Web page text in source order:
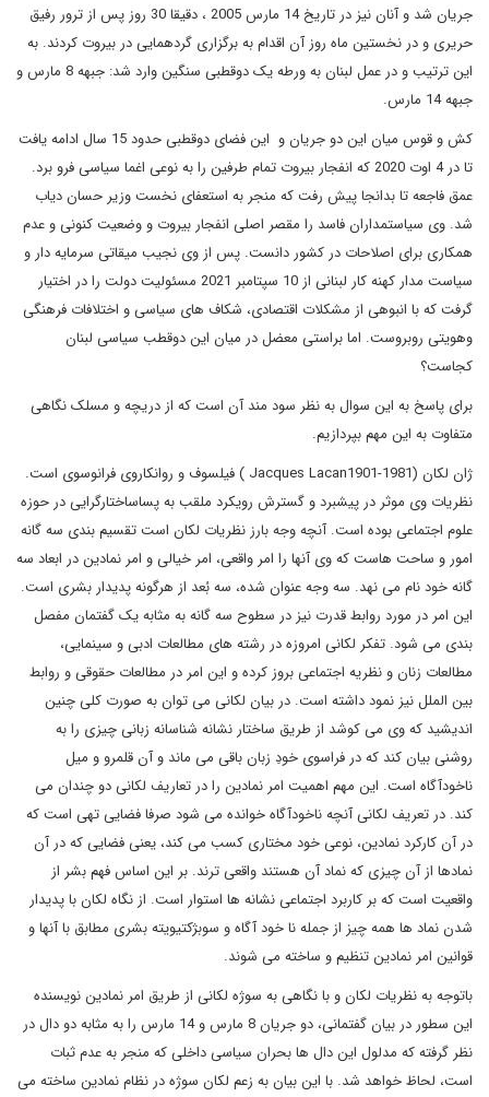
جریان شد و آنان نیز در تاریخ 14 مارس 2005 ، دقیقا 30 روز پس از ترور رفیق
حریری و در نخستین ماه روز آن اقدام به برگزاری گردهمایی در بیروت کردند. به
این ترتیب و در عمل لبنان به ورطه یک دوقطبی سنگین وارد شد: جبهه 8 مارس و
جبهه 14 مارس.
کش و قوس میان این دو جریان و این فضای دوقطبی حدود 15 سال ادامه یافت
تا در 4 اوت 2020 که انفجار بیروت تمام طرفین را به نوعی اغما سیاسی فرو برد.
عمق فاجعه تا بدانجا پیش رفت که منجر به استعفای نخست وزیر حسان دیاب
شد. وی سیاستمداران فاسد را مقصر اصلی انفجار بیروت و وضعیت کنونی و عدم
همکاری برای اصلاحات در کشور دانست. پس از وی نجیب میقاتی سرمایه دار و
سیاست مدار کهنه کار لبنانی از 10 سپتامبر 2021 مسئولیت دولت را در اختیار
گرفت که با انبوهی از مشکلات اقتصادی، شکاف های سیاسی و اختلافات فرهنگی
وهویتی روبروست. اما براستی معضل در میان این دوقطب سیاسی لبنان
کجاست؟
برای پاسخ به این سوال به نظر سود مند آن است که از دریچه و مسلک نگاهی
متفاوت به این مهم بپردازیم.
ژان لکان (Jacques Lacan1901-1981 ) فیلسوف و روانکاروی فرانوسوی است.
نظریات وی موثر در پیشبرد و گسترش رویکرد ملقب به پساساختارگرایی در حوزه
علوم اجتماعی بوده است. آنچه وجه بارز نظریات لکان است تقسیم بندی سه گانه
امور و ساحت هاست که وی آنها را امر واقعی، امر خیالی و امر نمادین در ابعاد سه
گانه خود نام می نهد. سه وجه عنوان شده، سه بُعد از هرگونه پدیدار بشری است.
این امر در مورد روابط قدرت نیز در سطوح سه گانه به مثابه یک گفتمان مفصل
بندی می شود. تفکر لکانی امروزه در رشته های مطالعات ادبی و سینمایی،
مطالعات زنان و نظریه اجتماعی بروز کرده و این امر در مطالعات حقوقی و روابط
بین الملل نیز نمود داشته است. در بیان لکانی می توان به صورت کلی چنین
اندیشید که وی می کوشد از طریق ساختار نشانه شناسانه زبانی چیزی را به
روشنی بیان کند که در فراسوی خودِ زبان باقی می ماند و آن قلمرو و میل
ناخودآگاه است. این مهم اهمیت امر نمادین را در تعاریف لکانی دو چندان می
کند. در تعریف لکانی آنچه ناخودآگاه خوانده می شود صرفا فضایی تهی است که
در آن کارکرد نمادین، نوعی خود مختاری کسب می کند، یعنی فضایی که در آن
نمادها از آن چیزی که نماد آن هستند واقعی ترند. بر این اساس فهم بشر از
واقعیت است که بر کاربرد اجتماعی نشانه ها استوار است. از نگاه لکان با پدیدار
شدن نماد ها همه چیز از جمله نا خود آگاه و سوبژکتیویته بشری مطابق با آنها و
قوانین امر نمادین تنظیم و ساخته می شوند.
باتوجه به نظریات لکان و با نگاهی به سوژه لکانی از طریق امر نمادین نویسنده
این سطور در بیان گفتمانی، دو جریان 8 مارس و 14 مارس را به مثابه دو دال در
نظر گرفته که مدلول این دال ها بحران سیاسی داخلی که منجر به عدم ثبات
است، لحاظ خواهد شد. با این بیان به زعم لکان سوژه در نظام نمادین ساخته می